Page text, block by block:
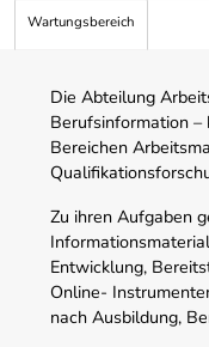
Wartungsbereich
Die Abteilung
Berufsinformation
Bereichen
Zu ihren Aufgaben
Entwicklung,
Online-
nach Ausbildung,